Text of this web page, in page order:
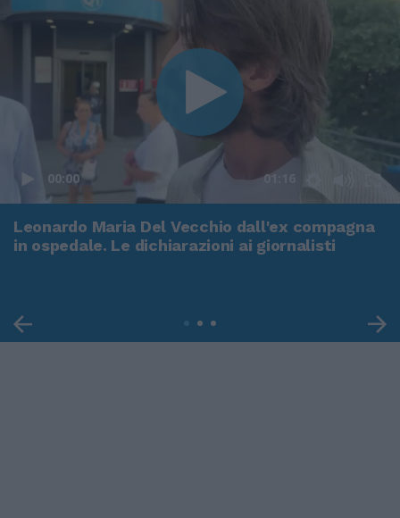
00:00 01:16
Leonardo Maria Del Vecchio dall'ex compagna
in ospedale. Le dichiarazioni ai giornalisti